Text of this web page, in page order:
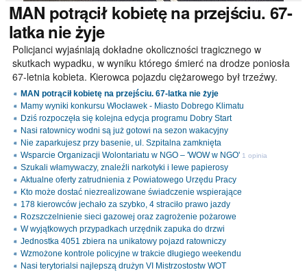
MAN potrącił kobietę na przejściu. 67-
latka nie żyje
Policjanci wyjaśniają dokładne okoliczności tragicznego w
skutkach wypadku, w wyniku którego śmierć na drodze poniosła
67-letnia kobieta. Kierowca pojazdu ciężarowego był trzeźwy.
MAN potrącił kobietę na przejściu. 67-latka nie żyje
Mamy wyniki konkursu Włocławek - Miasto Dobrego Klimatu
Dziś rozpoczęła się kolejna edycja programu Dobry Start
Nasi ratownicy wodni są już gotowi na sezon wakacyjny
Nie zaparkujesz przy basenie, ul. Szpitalna zamknięta
Wsparcie Organizacji Wolontariatu w NGO – 'WOW w NGO' 1 opinia
Szukali włamywaczy, znaleźli narkotyki i lewe papierosy
Aktualne oferty zatrudnienia z Powiatowego Urzędu Pracy
Kto może dostać niezrealizowane świadczenie wspierające
178 kierowców jechało za szybko, 4 straciło prawo jazdy
Rozszczelnienie sieci gazowej oraz zagrożenie pożarowe
W wyjątkowych przypadkach urzędnik zapuka do drzwi
Jednostka 4051 zbiera na unikatowy pojazd ratowniczy
Wzmożone kontrole policyjne w trakcie długiego weekendu
Nasi terytorialsi najlepszą drużyn VI Mistrzostostw WOT